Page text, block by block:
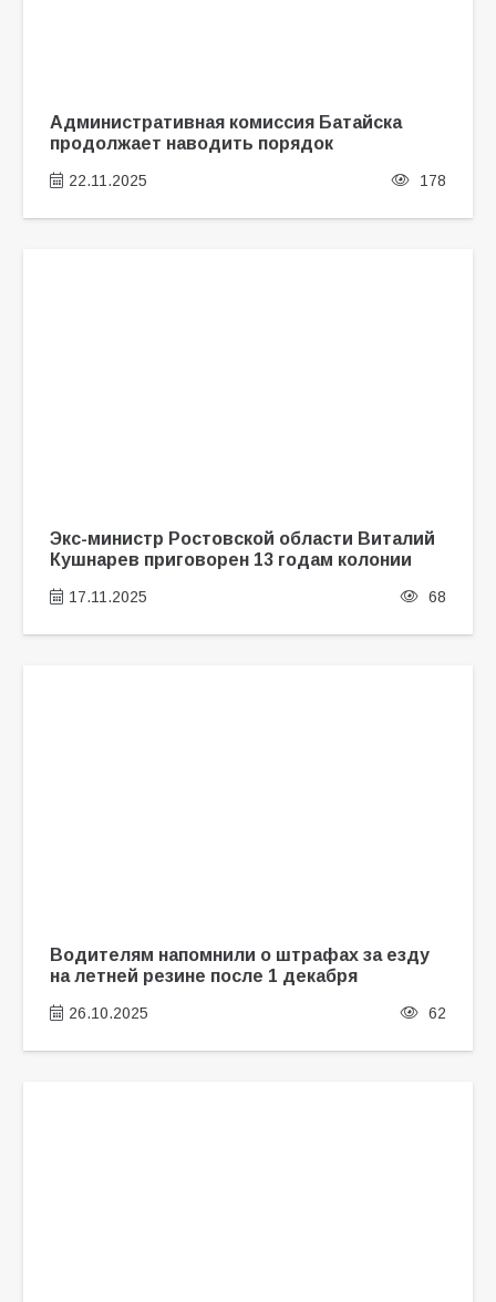
Административная комиссия Батайска
продолжает наводить порядок
22.11.2025 178
Экс-министр Ростовской области Виталий
Кушнарев приговорен 13 годам колонии
17.11.2025 68
Водителям напомнили о штрафах за езду
на летней резине после 1 декабря
26.10.2025 62